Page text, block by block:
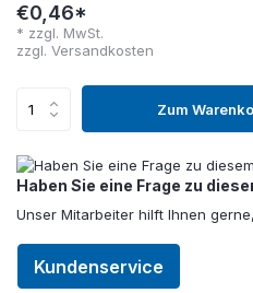
€0,46*
* zzgl. MwSt.
zzgl. Versandkosten
Zum
Haben Sie eine Frage zu
Unser Mitarbeiter hilft Ihnen
Kundenservice